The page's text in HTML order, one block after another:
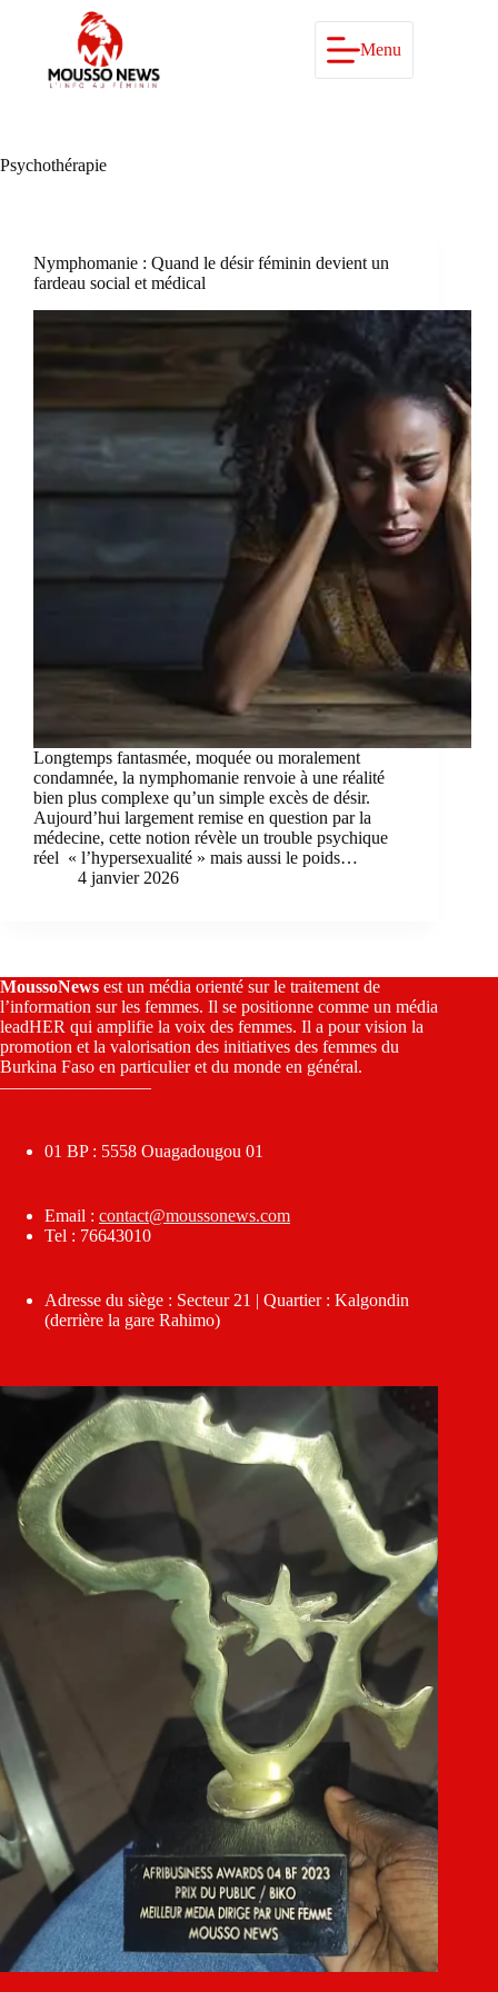
Menu
Psychothérapie
Nymphomanie : Quand le désir féminin devient un
fardeau social et médical
Longtemps fantasmée, moquée ou moralement
condamnée, la nymphomanie renvoie à une réalité
bien plus complexe qu’un simple excès de désir.
Aujourd’hui largement remise en question par la
médecine, cette notion révèle un trouble psychique
réel « l’hypersexualité » mais aussi le poids…
4 janvier 2026
MoussoNews est un média orienté sur le traitement de
l’information sur les femmes. Il se positionne comme un média
leadHER qui amplifie la voix des femmes. Il a pour vision la
promotion et la valorisation des initiatives des femmes du
Burkina Faso en particulier et du monde en général.
————————–
01 BP : 5558 Ouagadougou 01
Email : contact@moussonews.com
Tel : 76643010
Adresse du siège : Secteur 21 | Quartier : Kalgondin
(derrière la gare Rahimo)